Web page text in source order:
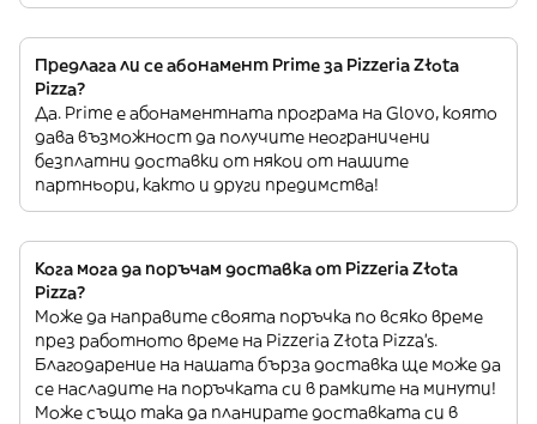
Предлага ли се абонамент Prime за Pizzeria Złota
Pizza?
Да. Prime е абонаментната програма на Glovo, която
дава възможност да получите неограничени
безплатни доставки от някои от нашите
партньори, както и други предимства!
Кога мога да поръчам доставка от Pizzeria Złota
Pizza?
Може да направите своята поръчка по всяко време
през работното време на Pizzeria Złota Pizza’s.
Благодарение на нашата бърза доставка ще може да
се насладите на поръчката си в рамките на минути!
Може също така да планирате доставката си в